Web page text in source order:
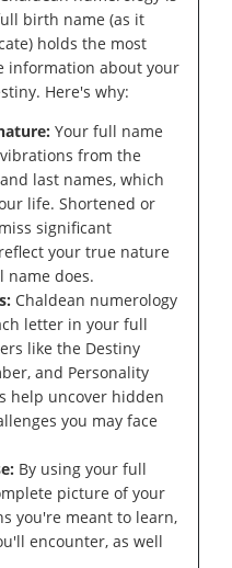
birth name (as it
holds the most
information about your
Here's why:
Your full name
from the
last names, which
life. Shortened or
significant
your true nature
name does.
Chaldean numerology
letter in your full
like the Destiny
and Personality
help uncover hidden
you may face
By using your full
picture of your
you're meant to learn,
encounter, as well